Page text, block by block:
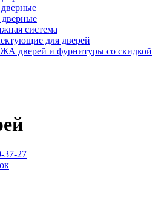
система
для дверей
дверей и фурнитуры со скидкой
37-27